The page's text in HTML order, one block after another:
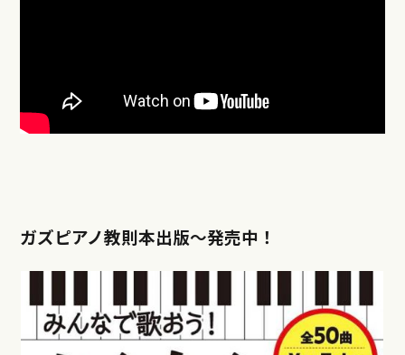
ガズピアノ教則本出版〜発売中！